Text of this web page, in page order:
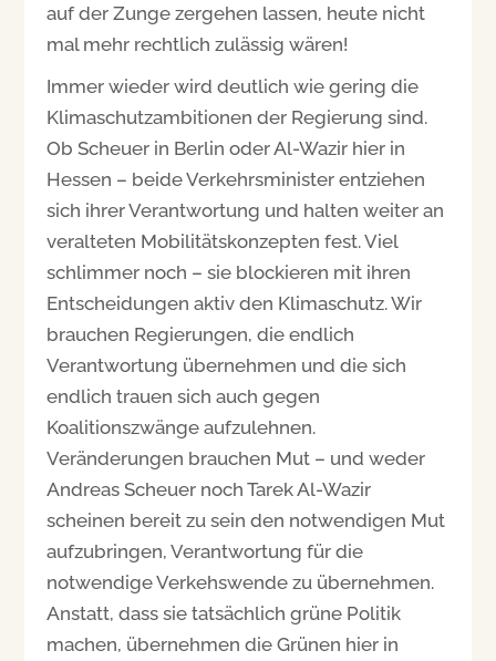
auf der Zunge zergehen lassen, heute nicht
mal mehr rechtlich zulässig wären!
Immer wieder wird deutlich wie gering die
Klimaschutzambitionen der Regierung sind.
Ob Scheuer in Berlin oder Al-Wazir hier in
Hessen – beide Verkehrsminister entziehen
sich ihrer Verantwortung und halten weiter an
veralteten Mobilitätskonzepten fest. Viel
schlimmer noch – sie blockieren mit ihren
Entscheidungen aktiv den Klimaschutz. Wir
brauchen Regierungen, die endlich
Verantwortung übernehmen und die sich
endlich trauen sich auch gegen
Koalitionszwänge aufzulehnen.
Veränderungen brauchen Mut – und weder
Andreas Scheuer noch Tarek Al-Wazir
scheinen bereit zu sein den notwendigen Mut
aufzubringen, Verantwortung für die
notwendige Verkehswende zu übernehmen.
Anstatt, dass sie tatsächlich grüne Politik
machen, übernehmen die Grünen hier in